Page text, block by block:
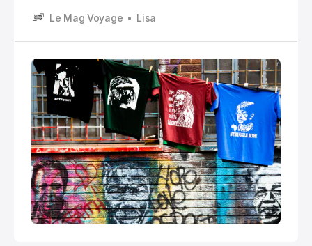
bougent, des musées , des coins ultra créatifs.
Le Mag Voyage Lisa